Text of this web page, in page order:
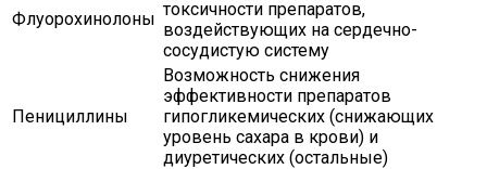
Флуорохинолоны токсичности препаратов,
воздействующих на сердечно-
сосудистую систему
Пенициллины
Возможность снижения
эффективности препаратов
гипогликемических (снижающих
уровень сахара в крови) и
диуретических (остальные)